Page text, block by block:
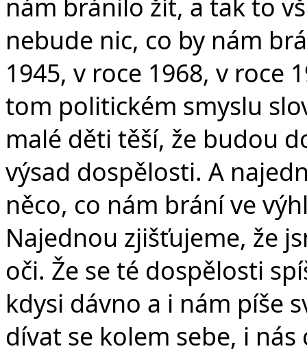
nám bránilo žít, a tak to
nebude nic, co by nám
1945, v roce 1968, v roce
tom politickém smyslu
malé děti těší, že budou
výsad dospělosti. A
něco, co nám brání ve
Najednou zjišťujeme, že
oči. Že se té dospělosti
kdysi dávno a i nám píše
dívat se kolem sebe, i